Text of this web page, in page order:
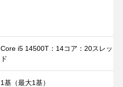
Core i5 14500T：14コア：20スレッ
ド
1基（最大1基）